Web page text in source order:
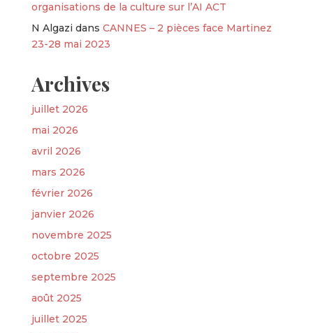
organisations de la culture sur l’AI ACT
N Algazi dans CANNES – 2 pièces face Martinez
23-28 mai 2023
Archives
juillet 2026
mai 2026
avril 2026
mars 2026
février 2026
janvier 2026
novembre 2025
octobre 2025
septembre 2025
août 2025
juillet 2025